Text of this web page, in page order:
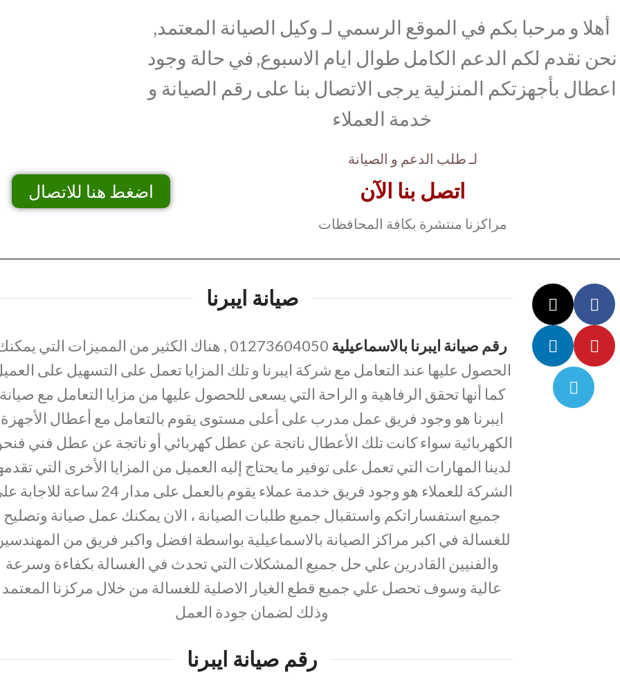
أهلا و مرحبا بكم في الموقع الرسمي لـ وكيل الصيانة المعتمد,
نحن نقدم لكم الدعم الكامل طوال ايام الاسبوع, في حالة وجود
اعطال بأجهزتكم المنزلية يرجى الاتصال بنا على رقم الصيانة و
خدمة العملاء
لـ طلب الدعم و الصيانة
اتصل بنا الآن
مراكزنا منتشرة بكافة المحافظات
اضغط هنا للاتصال
صيانة ايبرنا
رقم صيانة ايبرنا بالاسماعيلية
01273604050 , هناك الكثير من المميزات التي
الحصول عليها عند التعامل مع شركة ايبرنا و تلك المزايا تعمل على التسهيل على
كما أنها تحقق الرفاهية و الراحة التي يسعى للحصول عليها من مزايا التعامل مع
ايبرنا هو وجود فريق عمل مدرب على أعلى مستوى يقوم بالتعامل مع أعطال الأجهزة
الكهربائية سواء كانت تلك الأعطال ناتجة عن عطل كهربائي أو ناتجة عن عطل فني
لدينا المهارات التي تعمل على توفير ما يحتاج إليه العميل من المزايا الأخرى التي
الشركة للعملاء هو وجود فريق خدمة عملاء يقوم بالعمل على مدار 24 ساعة
جميع استفساراتكم واستقبال جميع طلبات الصيانة ، الان يمكنك عمل صيانة وتصليح
للغسالة في اكبر مراكز الصيانة بالاسماعيلية بواسطة افضل واكبر فريق من
والفنيين القادرين علي حل جميع المشكلات التي تحدث في الغسالة بكفاءة وسرعة
عالية وسوف تحصل علي جميع قطع الغيار الاصلية للغسالة من خلال مركزنا المعتمد
وذلك لضمان جودة العمل
رقم صيانة ايبرنا